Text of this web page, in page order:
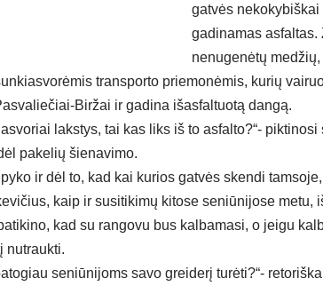
gatvės
gadinamas asfaltas.
nenugenėtų
transporto priemonėmis, kurių
Biržai ir gadina išasfaltuotą dangą.
lakstys, tai kas liks iš to asfalto?“-
pakelių šienavimo.
ir dėl to, kad kai kurios gatvės skendi
kaip ir susitikimų kitose seniūnijose metu,
kad su rangovu bus kalbamasi, o jeigu
nutraukti.
seniūnijoms savo greiderį turėti?“-